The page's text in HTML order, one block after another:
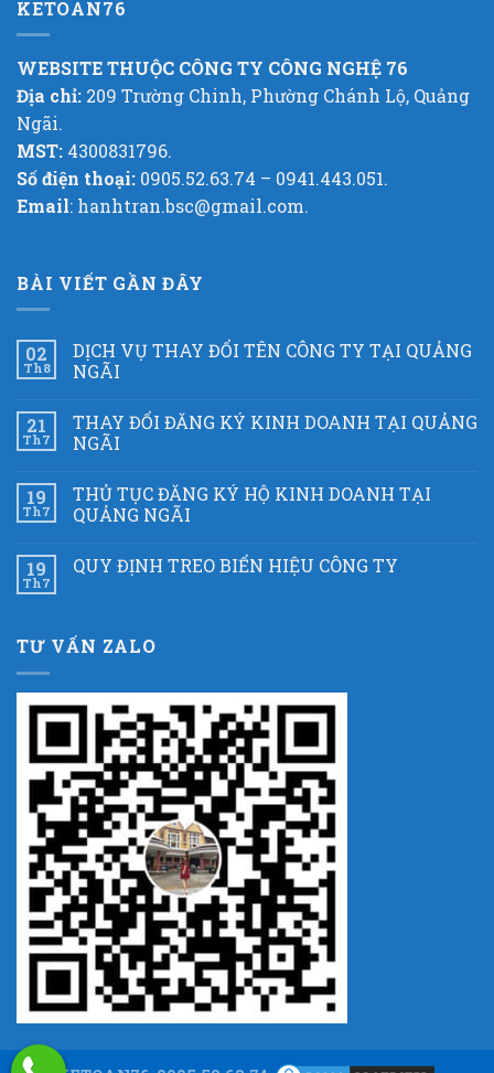
KETOAN76
WEBSITE THUỘC CÔNG TY CÔNG NGHỆ 76
Địa chỉ: 209 Trường Chinh, Phường Chánh Lộ, Quảng
Ngãi.
MST: 4300831796.
Số điện thoại: 0905.52.63.74 – 0941.443.051.
Email: hanhtran.bsc@gmail.com.
BÀI VIẾT GẦN ĐÂY
02
Th8
DỊCH VỤ THAY ĐỔI TÊN CÔNG TY TẠI QUẢNG
NGÃI
21
Th7
THAY ĐỔI ĐĂNG KÝ KINH DOANH TẠI QUẢNG
NGÃI
19
Th7
THỦ TỤC ĐĂNG KÝ HỘ KINH DOANH TẠI
QUẢNG NGÃI
19
Th7
QUY ĐỊNH TREO BIỂN HIỆU CÔNG TY
TƯ VẤN ZALO